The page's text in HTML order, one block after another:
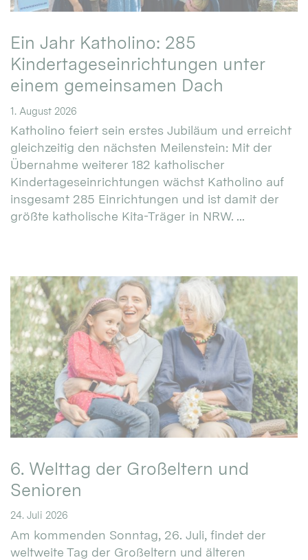
Ein Jahr Katholino: 285
Kindertageseinrichtungen unter
einem gemeinsamen Dach
1. August 2026
Katholino feiert sein erstes Jubiläum und erreicht
gleichzeitig den nächsten Meilenstein: Mit der
Übernahme weiterer 182 katholischer
Kindertageseinrichtungen wächst Katholino auf
insgesamt 285 Einrichtungen und ist damit der
größte katholische Kita-Träger in NRW. ...
6. Welttag der Großeltern und
Senioren
24. Juli 2026
Am kommenden Sonntag, 26. Juli, findet der
weltweite Tag der Großeltern und älteren